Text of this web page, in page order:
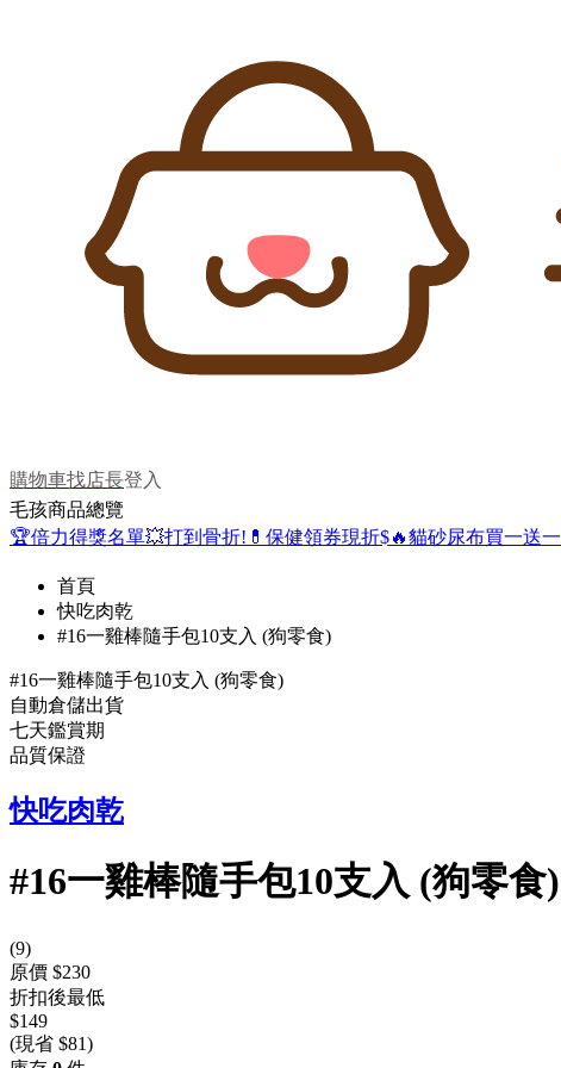
購物車找店長登入
毛孩商品總覽
🏆倍力得獎名單💥打到骨折! 💊保健領券現折$🔥貓砂尿布買一送一
首頁
快吃肉乾
#16一雞棒隨手包10支入 (狗零食)
#16一雞棒隨手包10支入 (狗零食)
自動倉儲出貨
七天鑑賞期
品質保證
快吃肉乾
#16一雞棒隨手包10支入 (狗零食)
(9)
原價 $230
折扣後最低
$149
(現省 $81)